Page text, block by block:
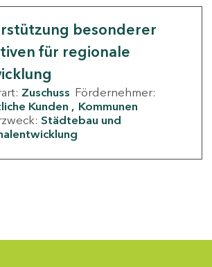
besonderer
für regionale
Zuschuss Fördernehmer:
Kunden
Kommunen
Städtebau und